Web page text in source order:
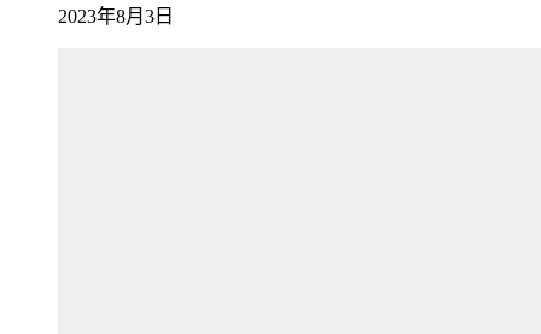
2023年8月3日